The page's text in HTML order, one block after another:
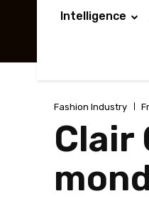
Intelligence
Fashion Industry
Clair